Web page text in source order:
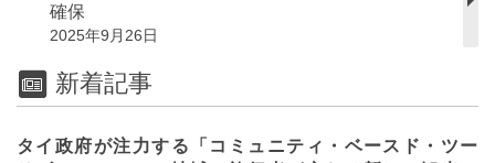
確保
2025年9月26日
新着記事
タイ政府が注力する「コミュニティ・ベースド・ツー